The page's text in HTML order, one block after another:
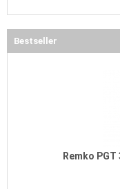
Bestseller
Remko